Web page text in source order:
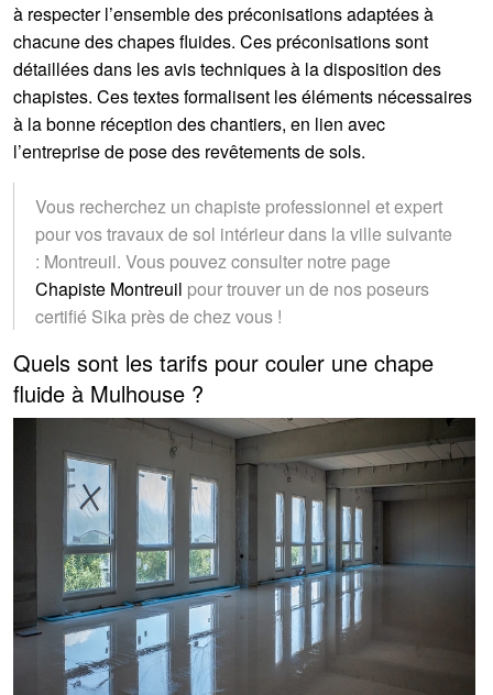
à respecter l’ensemble des préconisations adaptées à
chacune des chapes fluides. Ces préconisations sont
détaillées dans les avis techniques à la disposition des
chapistes. Ces textes formalisent les éléments nécessaires
à la bonne réception des chantiers, en lien avec
l’entreprise de pose des revêtements de sols.
Vous recherchez un chapiste professionnel et expert
pour vos travaux de sol intérieur dans la ville suivante
: Montreuil. Vous pouvez consulter notre page
Chapiste Montreuil pour trouver un de nos poseurs
certifié Sika près de chez vous !
Quels sont les tarifs pour couler une chape
fluide à Mulhouse ?